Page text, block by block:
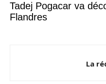
Tadej Pogacar va
Flandres
La